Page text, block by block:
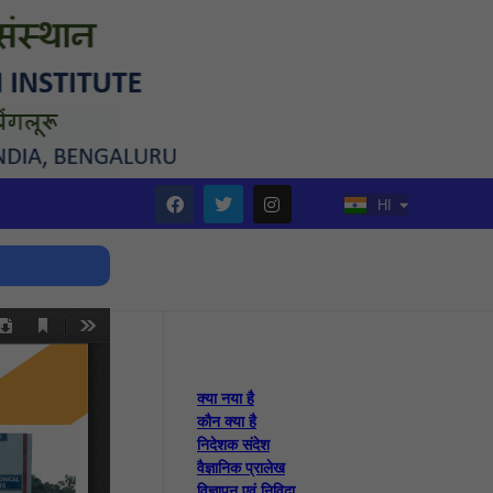
HI
EN
क्या नया है
कौन क्या है
निदेशक संदेश
वैज्ञानिक प्रालेख